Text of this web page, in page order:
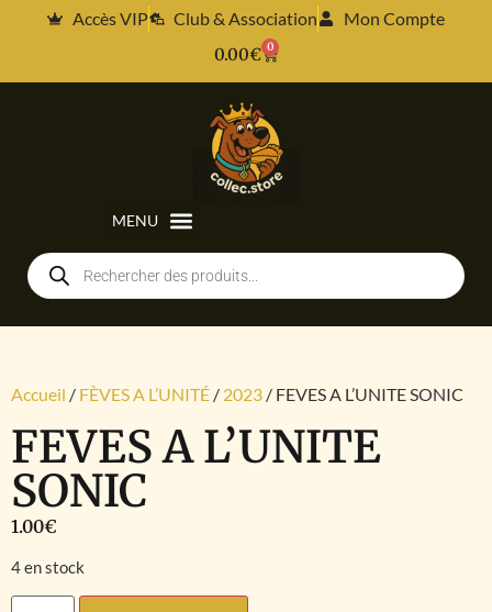
Accès VIP Club & Association
Mon Compte
0.00€ 0
Accueil / FÈVES A L’UNITÉ / 2023 / FEVES A L’UNITE SONIC
FEVES A L’UNITE
SONIC
1.00€
4 en stock